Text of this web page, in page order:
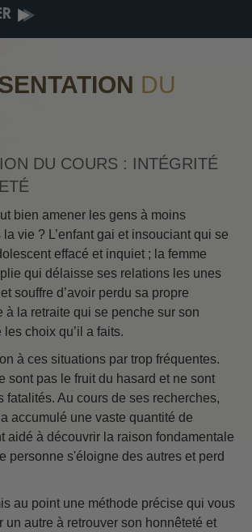
DU
DU COURS : INTÉGRITÉ
bien amener les gens à moins
la vie ? L’enfant gai et insouciant qui se
effacé et inquiet ; la femme
qui délaisse ses relations les unes
souffre d’avoir perdu sa propre
à la retraite qui se penche sur son
choix qu’il a faits.
à ces situations par trop fréquentes.
sont pas le fruit du hasard et ne sont
fatalités. Au cours de ses recherches,
a accumulé une vaste quantité de
aidé à découvrir la raison fondamentale
personne s'éloigne des autres et perd
au point une méthode précise qui vous
un autre à retrouver son honnêteté et